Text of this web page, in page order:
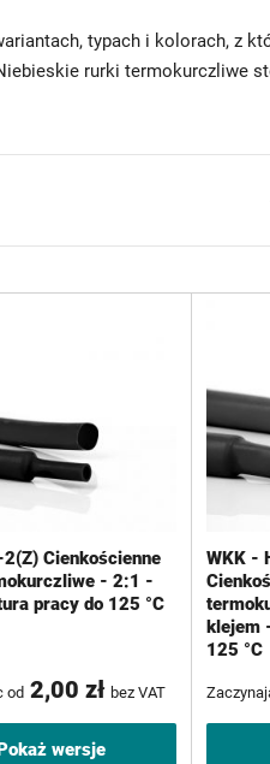
typach i kolorach, z
rurki termokurczliwe
Cienkościenne
- 2:1 -
pracy do 125 °C
od 2,00 zł bez VAT
Pokaż wersje
WKK -
klejem
125 °C